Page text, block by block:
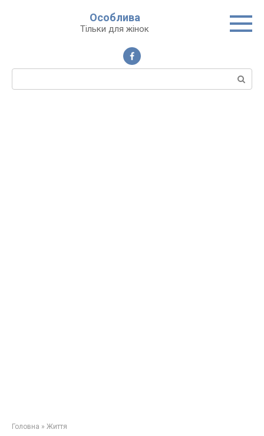
Особлива
Тільки для жінок
Пошук:
Головна » Життя